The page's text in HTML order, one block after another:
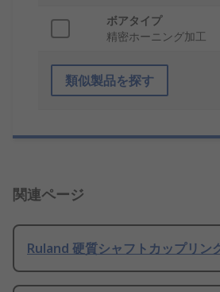
ボアタイプ
精密ホーニング加工
類似製品を探す
関連ページ
Ruland 硬質シャフトカップリン